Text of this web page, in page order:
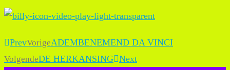
PrevVorigeADEMBENEMEND DA VINCI
VolgendeDE HERKANSING Next